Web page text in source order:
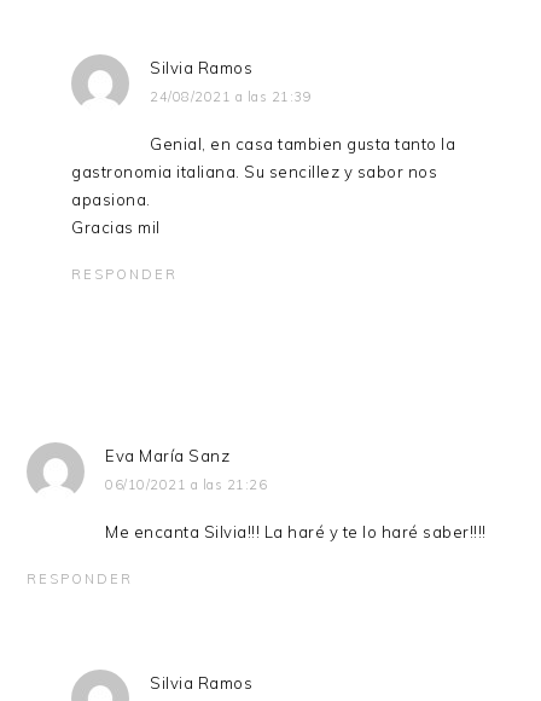
Silvia Ramos
24/08/2021 a las 21:39
Genial, en casa tambien gusta tanto la
gastronomia italiana. Su sencillez y sabor nos
apasiona.
Gracias mil
RESPONDER
Eva María Sanz
06/10/2021 a las 21:26
Me encanta Silvia!!! La haré y te lo haré saber!!!!
RESPONDER
Silvia Ramos